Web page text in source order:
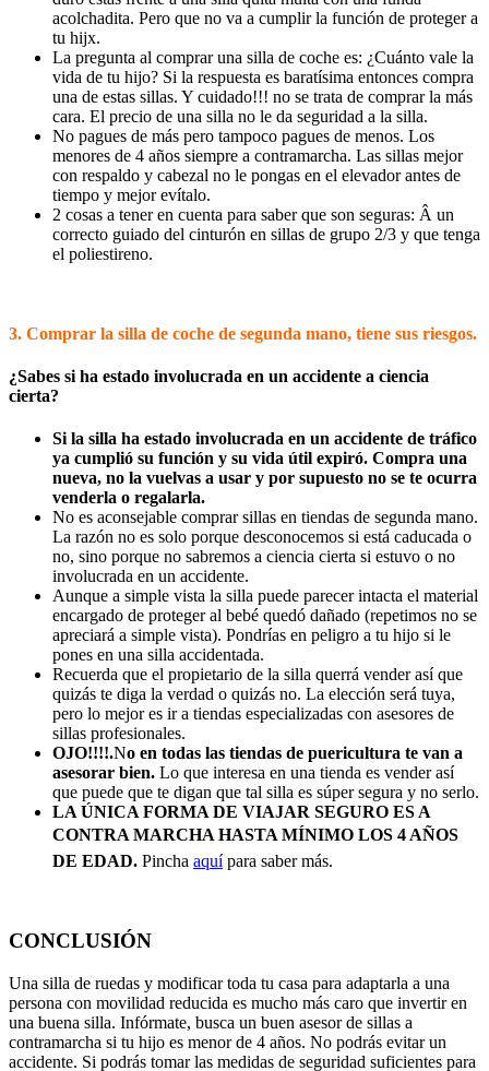
acolchadita. Pero que no va a cumplir la función de proteger a
tu hijx.
La pregunta al comprar una silla de coche es: ¿Cuánto vale la
vida de tu hijo? Si la respuesta es baratí­sima entonces compra
una de estas sillas. Y cuidado!!! no se trata de comprar la más
cara. El precio de una silla no le da seguridad a la silla.
No pagues de más pero tampoco pagues de menos. Los
menores de 4 años siempre a contramarcha. Las sillas mejor
con respaldo y cabezal no le pongas en el elevador antes de
tiempo y mejor eví­talo.
2 cosas a tener en cuenta para saber que son seguras: Â un
correcto guiado del cinturón en sillas de grupo 2/3 y que tenga
el poliestireno.
3. Comprar la silla de coche de segunda mano, tiene sus riesgos.
¿Sabes si ha estado involucrada en un accidente a ciencia
cierta?
Si la silla ha estado involucrada en un accidente de tráfico
ya cumplió su función y su vida útil expiró. Compra una
nueva, no la vuelvas a usar y por supuesto no se te ocurra
venderla o regalarla.
No es aconsejable comprar sillas en tiendas de segunda mano.
La razón no es solo porque desconocemos si está caducada o
no, sino porque no sabremos a ciencia cierta si estuvo o no
involucrada en un accidente.
Aunque a simple vista la silla puede parecer intacta el material
encargado de proteger al bebé quedó dañado (repetimos no se
apreciará a simple vista). Pondrías en peligro a tu hijo si le
pones en una silla accidentada.
Recuerda que el propietario de la silla querrá vender así­ que
quizás te diga la verdad o quizás no. La elección será tuya,
pero lo mejor es ir a tiendas especializadas con asesores de
sillas profesionales.
OJO!!!!.No en todas las tiendas de puericultura te van a
asesorar bien. Lo que interesa en una tienda es vender así
que puede que te digan que tal silla es súper segura y no serlo.
LA ÚNICA FORMA DE VIAJAR SEGURO ES A
CONTRA MARCHA HASTA MÍNIMO LOS 4 AÑOS
DE EDAD. Pincha aquípara saber más.
CONCLUSIÓN
Una silla de ruedas y modificar toda tu casa para adaptarla a una
persona con movilidad reducida es mucho más caro que invertir en
una buena silla. Infórmate, busca un buen asesor de sillas a
contramarcha si tu hijo es menor de 4 años. No podrás evitar un
accidente. Si podrás tomar las medidas de seguridad suficientes para